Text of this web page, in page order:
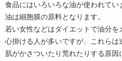
食品にはいろいろな油が使われてい
油は細胞膜の原料となります。
若い女性などはダイエットで油分を
心掛ける人が多いですが、これらは
肌がかさついたり荒れたりする原因